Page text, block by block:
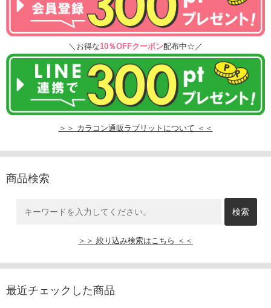
＼お得な10％OFFクーポン配布中☆／
＞＞ カラコン通販ラブリットについて ＜＜
商品検索
＞＞ 絞り込み検索はこちら ＜＜
最近チェックした商品